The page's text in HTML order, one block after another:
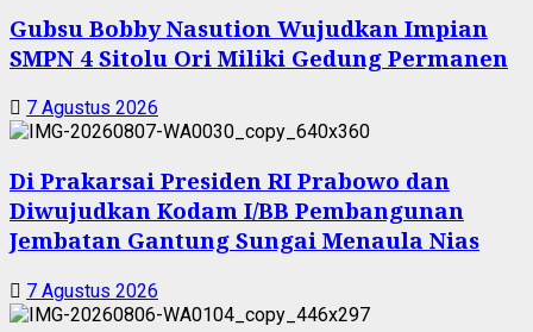
Gubsu Bobby Nasution Wujudkan Impian
SMPN 4 Sitolu Ori Miliki Gedung Permanen
7 Agustus 2026
Di Prakarsai Presiden RI Prabowo dan
Diwujudkan Kodam I/BB Pembangunan
Jembatan Gantung Sungai Menaula Nias
7 Agustus 2026